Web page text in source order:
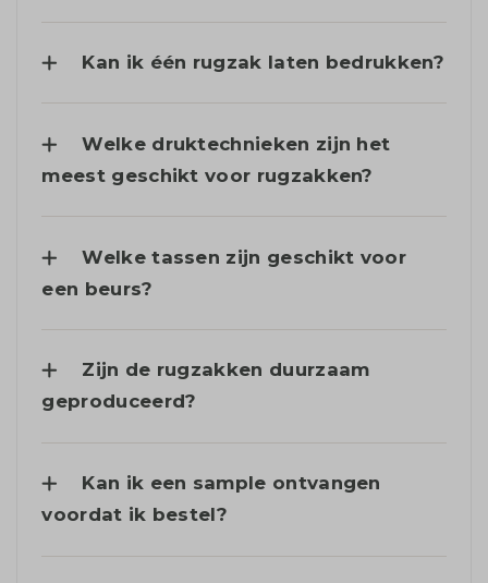
Kan ik één rugzak laten bedrukken?
Welke druktechnieken zijn het
meest geschikt voor rugzakken?
Welke tassen zijn geschikt voor
een beurs?
Zijn de rugzakken duurzaam
geproduceerd?
Kan ik een sample ontvangen
voordat ik bestel?